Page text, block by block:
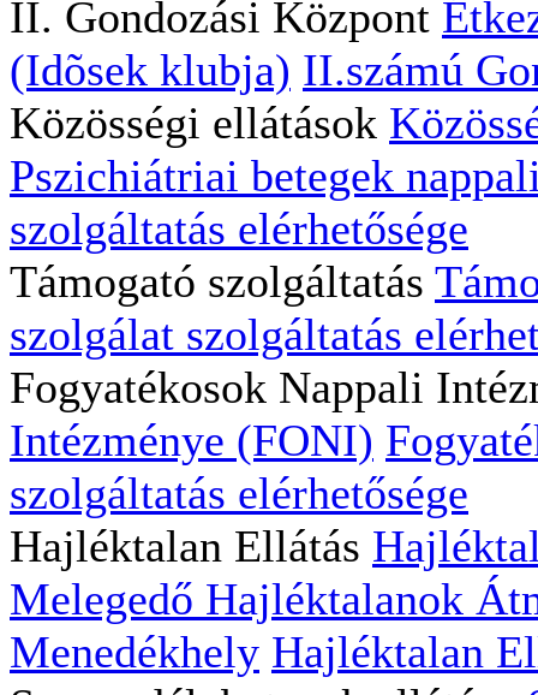
II. Gondozási Központ
(Idõsek klubja) II.számú
Közösségi ellátások
Pszichiátriai betegek
szolgáltatás elérhetősége
Támogató szolgáltatás
szolgálat szolgáltatás
Fogyatékosok Nappali
Intézménye (FONI)
szolgáltatás elérhetősége
Hajléktalan Ellátás
Melegedő Hajléktalanok
Menedékhely Hajléktalan